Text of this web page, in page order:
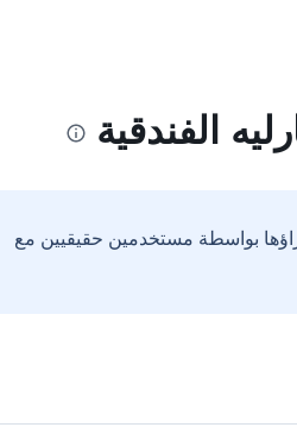
الفندقية
بواسطة مستخدمين حقيقيين مع